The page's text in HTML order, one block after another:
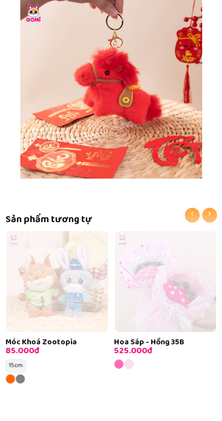
Sản phẩm tương tự
Móc Khoá Zootopia
85.000đ
15cm
Hoa Sáp - Hồng 35B
525.000đ
‹ ›